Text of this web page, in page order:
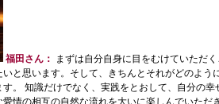
福田さん：
まずは自分自身に目をむけていただ
と思います。そして、きちんとそれがどのよ
。 知識だけでなく、実践をとおして、自分の
情の相互の自然な流れを大いに楽しんでいただ